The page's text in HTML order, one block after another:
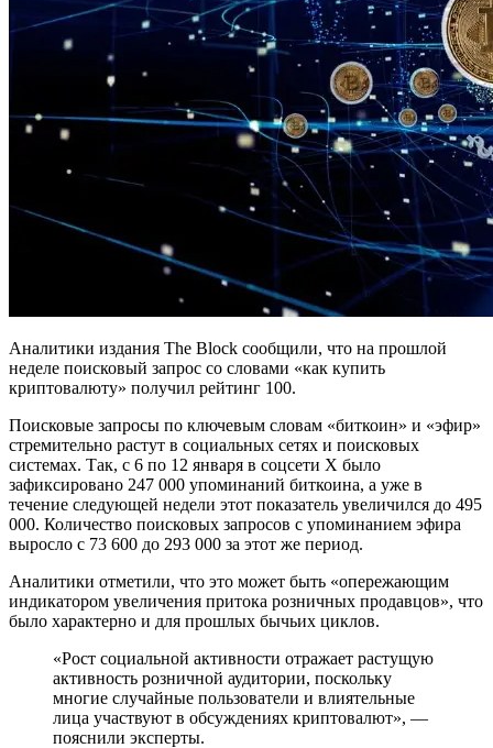
Аналитики издания The Block сообщили, что на прошлой
неделе поисковый запрос со словами «как купить
криптовалюту» получил рейтинг 100.
Поисковые запросы по ключевым словам «биткоин» и «эфир»
стремительно растут в социальных сетях и поисковых
системах. Так, с 6 по 12 января в соцсети X было
зафиксировано 247 000 упоминаний биткоина, а уже в
течение следующей недели этот показатель увеличился до 495
000. Количество поисковых запросов с упоминанием эфира
выросло с 73 600 до 293 000 за этот же период.
Аналитики отметили, что это может быть «опережающим
индикатором увеличения притока розничных продавцов», что
было характерно и для прошлых бычьих циклов.
«Рост социальной активности отражает растущую
активность розничной аудитории, поскольку
многие случайные пользователи и влиятельные
лица участвуют в обсуждениях криптовалют», —
пояснили эксперты.